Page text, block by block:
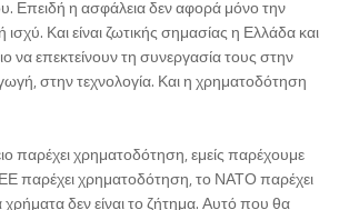
Επειδή η ασφάλεια δεν αφορά μόνο την
Και είναι ζωτικής σημασίας η Ελλάδα και
να επεκτείνουν τη συνεργασία τους στην
στην τεχνολογία. Και η χρηματοδότηση
παρέχει χρηματοδότηση, εμείς παρέχουμε
παρέχει χρηματοδότηση, το ΝΑΤΟ παρέχει
δεν είναι το ζήτημα. Αυτό που θα